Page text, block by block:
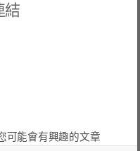
結
可能會有興趣的文章